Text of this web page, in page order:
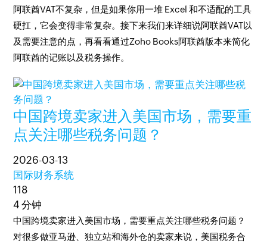
阿联酋VAT不复杂，但是如果你用一堆 Excel 和不适配的工具
硬扛，它会变得非常复杂。接下来我们来详细说阿联酋VAT以
及需要注意的点，再看看通过Zoho Books阿联酋版本来简化
阿联酋的记账以及税务操作。
中国跨境卖家进入美国市场，需要重
点关注哪些税务问题？
2026-03-13
国际财务系统
118
4 分钟
中国跨境卖家进入美国市场，需要重点关注哪些税务问题？
对很多做亚马逊、独立站和海外仓的卖家来说，美国税务合